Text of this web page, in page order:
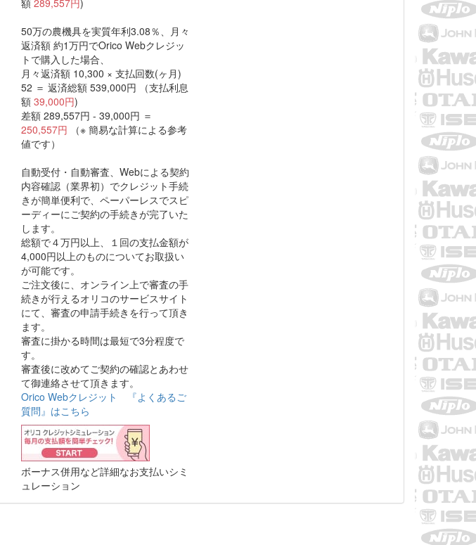
50万の農機具を実質年利3.08％、月々
返済額 約1万円でOrico Webクレジッ
トで購入した場合、
月々返済額 10,300 × 支払回数(ヶ月)
52 ＝ 返済総額 539,000円 （支払利息
額39,000円)
差額 289,557円 - 39,000円 ＝
250,557円 （※ 簡易な計算による参考
値です）
自動受付・自動審査、Webによる契約
内容確認（業界初）でクレジット手続
きが簡単便利で、ペーパーレスでスピ
ーディーにご契約の手続きが完了いた
します。
総額で４万円以上、１回の支払金額が
4,000円以上のものについてお取扱い
が可能です。
ご注文後に、オンライン上で審査の手
続きが行えるオリコのサービスサイト
にて、審査の申請手続きを行って頂き
ます。
審査に掛かる時間は最短で3分程度で
す。
審査後に改めてご契約の確認とあわせ
て御連絡させて頂きます。
Orico Webクレジット 『よくあるご
質問』はこちら
ボーナス併用など詳細なお支払いシミ
ュレーション